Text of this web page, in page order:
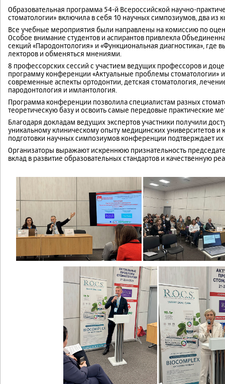
Образовательная программа 54-й Всероссийской научно-
стоматологии» включила в себя 10 научных симпозиумов, два
Все учебные мероприятия были направлены на комиссию по
Особое внимание студентов и аспирантов привлекла
секций «Пародонтология» и «Функциональная диагностика»,
лекторов и обменяться мнениями.
8 профессорских сессий с участием ведущих профессоров и
программу конференции «Актуальные проблемы стоматологии»
современные аспекты ортодонтии, детская стоматология,
пародонтология и имлантология.
Программа конференции позволила специалистам разных
теоретическую базу и освоить самые передовые практические
Благодаря докладам ведущих экспертов участники получили
уникальному клиническому опыту медицинских университетов и
подготовки научных симпозиумов конференции подтверждает
Организаторы выражают искреннюю признательность
вклад в развитие образовательных стандартов и качественную